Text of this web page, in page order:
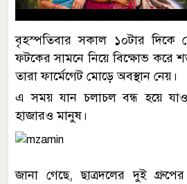
বৃহস্পতিবার সকাল ১০টার
ফটকের সামনে নিয়ে বিক্ষোভ করে
তারা ফার্মেগেট মোড়ে অবস্থান নেয়।
এ সময় যান চলাচল বন্ধ হয়ে
হাজারও মানুষ।
জানা গেছে, ছাত্রদলের দুই